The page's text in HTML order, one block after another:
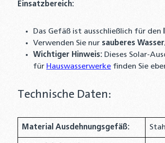
Einsatzbereich:
Das Gefäß ist ausschließlich für den
Verwenden Sie nur sauberes Wasser
Wichtiger Hinweis: Dieses Solar-
für Hauswasserwerke finden Sie
Technische Daten:
Material Ausdehnungsgefäß: Stahl